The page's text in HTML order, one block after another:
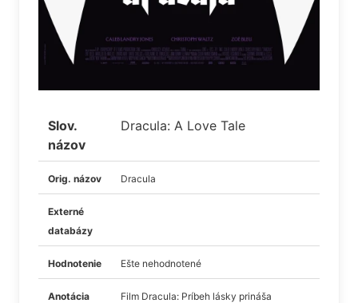
Slov.
názov
Dracula: A Love Tale
Orig. názov Dracula
Externé
databázy
Hodnotenie Ešte nehodnotené
Anotácia
Film Dracula: Príbeh lásky prináša